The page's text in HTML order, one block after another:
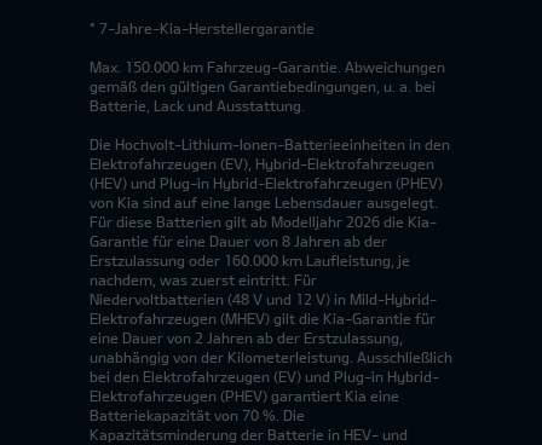
* 7-Jahre-Kia-Herstellergarantie
Max. 150.000 km Fahrzeug-Garantie. Abweichungen
gemäß den gültigen Garantiebedingungen, u. a. bei
Batterie, Lack und Ausstattung.
Die Hochvolt-Lithium-Ionen-Batterieeinheiten in den
Elektrofahrzeugen (EV), Hybrid-Elektrofahrzeugen
(HEV) und Plug-in Hybrid-Elektrofahrzeugen (PHEV)
von Kia sind auf eine lange Lebensdauer ausgelegt.
Für diese Batterien gilt ab Modelljahr 2026 die Kia-
Garantie für eine Dauer von 8 Jahren ab der
Erstzulassung oder 160.000 km Laufleistung, je
nachdem, was zuerst eintritt. Für
Niedervoltbatterien (48 V und 12 V) in Mild-Hybrid-
Elektrofahrzeugen (MHEV) gilt die Kia-Garantie für
eine Dauer von 2 Jahren ab der Erstzulassung,
unabhängig von der Kilometerleistung. Ausschließlich
bei den Elektrofahrzeugen (EV) und Plug-in Hybrid-
Elektrofahrzeugen (PHEV) garantiert Kia eine
Batteriekapazität von 70 %. Die
Kapazitätsminderung der Batterie in HEV- und